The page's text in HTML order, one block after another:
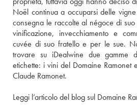
Noël continua a occuparsi delle
consegna le raccolte al négoce di
vinificazione, invecchiamento e
cuvée di suo fratello e per le sue.
trovare su iDealwine due gamme
etichette: i vini del Domaine Ramonet
Claude Ramonet.
Leggi l’articolo del blog sul Domaine